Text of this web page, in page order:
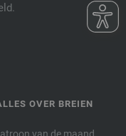
OVER BREIEN